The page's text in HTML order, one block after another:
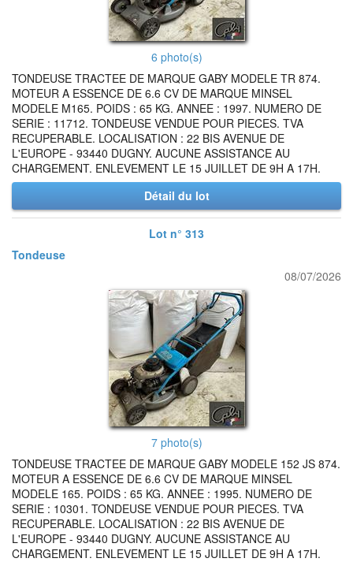
6 photo(s)
TONDEUSE TRACTEE DE MARQUE GABY MODELE TR 874.
MOTEUR A ESSENCE DE 6.6 CV DE MARQUE MINSEL
MODELE M165. POIDS : 65 KG. ANNEE : 1997. NUMERO DE
SERIE : 11712. TONDEUSE VENDUE POUR PIECES. TVA
RECUPERABLE. LOCALISATION : 22 BIS AVENUE DE
L'EUROPE - 93440 DUGNY. AUCUNE ASSISTANCE AU
CHARGEMENT. ENLEVEMENT LE 15 JUILLET DE 9H A 17H.
Détail du lot
Lot n° 313
Tondeuse
08/07/2026
7 photo(s)
TONDEUSE TRACTEE DE MARQUE GABY MODELE 152 JS 874.
MOTEUR A ESSENCE DE 6.6 CV DE MARQUE MINSEL
MODELE 165. POIDS : 65 KG. ANNEE : 1995. NUMERO DE
SERIE : 10301. TONDEUSE VENDUE POUR PIECES. TVA
RECUPERABLE. LOCALISATION : 22 BIS AVENUE DE
L'EUROPE - 93440 DUGNY. AUCUNE ASSISTANCE AU
CHARGEMENT. ENLEVEMENT LE 15 JUILLET DE 9H A 17H.